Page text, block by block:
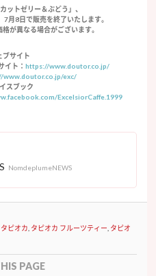
ットゼリー＆ぶどう」、
7月8日で販売を終了いたします。
が異なる場合がございます。
ブサイト
イト：https://www.doutor.co.jp/
www.doutor.co.jp/exc/
スブック
ExcelsiorCaffe.1999
NomdeplumeNEWS
タピオカ タピオカ フルーツティー タピオ
PAGE